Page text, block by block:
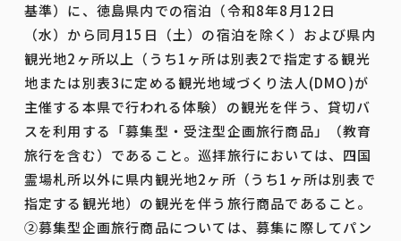
基準）に、徳島県内での宿泊（令和8年8月12日
（水）から同月15日（土）の宿泊を除く）および県内
観光地2ヶ所以上（うち1ヶ所は別表2で指定する観光
地または別表3に定める観光地域づくり法人(DMO)が
主催する本県で行われる体験）の観光を伴う、貸切バ
スを利用する「募集型・受注型企画旅⾏商品」（教育
旅行を含む）であること。巡拝旅行においては、四国
霊場札所以外に県内観光地2ヶ所（うち1ヶ所は別表で
指定する観光地）の観光を伴う旅⾏商品であること。
②募集型企画旅⾏商品については、募集に際してパン